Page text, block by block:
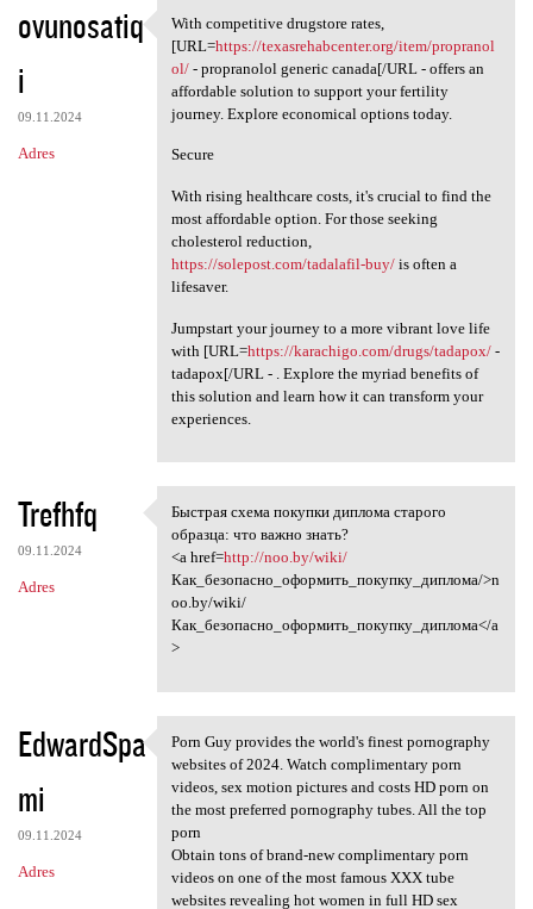
ovunosatiq
i
09.11.2024
Adres
With competitive drugstore
With competitive drugstore rates,
[URL=https://texasrehabcenter.org/item/propranol
ol/- propranolol generic canada[/URL - offers an
affordable solution to support your fertility
journey. Explore economical options today.
Secure
With rising healthcare costs, it's crucial to find the
most affordable option. For those seeking
cholesterol reduction,
https://solepost.com/tadalafil-buy/is often a
lifesaver.
Jumpstart your journey to a more vibrant love life
with [URL=https://karachigo.com/drugs/tadapox/-
tadapox[/URL - . Explore the myriad benefits of
this solution and learn how it can transform your
experiences.
Trefhfq
09.11.2024
Adres
Быстрая схема покупки диплома
Быстрая схема покупки диплома старого
образца: что важно знать?
<a href=http://noo.by/wiki/
Как_безопасно_оформить_покупку_диплома/>n
oo.by/wiki/
Как_безопасно_оформить_покупку_диплома</a
>
EdwardSpa
mi
09.11.2024
Adres
Porn Guy provides the world's
Porn Guy provides the world's finest pornography
websites of 2024. Watch complimentary porn
videos, sex motion pictures and costs HD porn on
the most preferred pornography tubes. All the top
porn
Obtain tons of brand-new complimentary porn
videos on one of the most famous XXX tube
websites revealing hot women in full HD sex